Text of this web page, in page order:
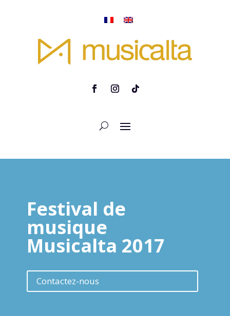
Festival de
musique
Musicalta 2017
Contactez-nous